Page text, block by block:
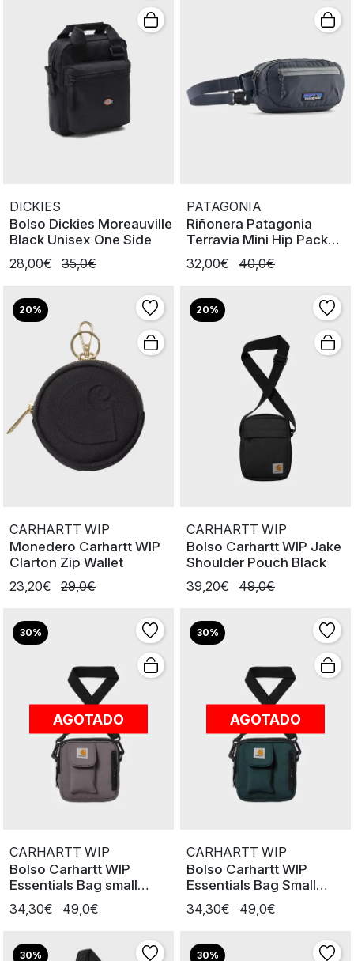
DICKIES
Bolso Dickies Moreauville
Black Unisex One Side
28,00€
35,0€
PATAGONIA
Riñonera Patagonia
Terravia Mini Hip Pack
Smolder
32,00€ 40,0€
20%
CARHARTT WIP
Monedero Carhartt WIP
Clarton Zip Wallet
23,20€
29,0€
20%
CARHARTT WIP
Bolso Carhartt WIP Jake
Shoulder Pouch Black
39,20€
49,0€
30%
AGOTADO
CARHARTT WIP
Bolso Carhartt WIP
Essentials Bag small
Manta
34,30€ 49,0€
30%
AGOTADO
CARHARTT WIP
Bolso Carhartt WIP
Essentials Bag Small
Deep Lagon
34,30€ 49,0€
30% 30%